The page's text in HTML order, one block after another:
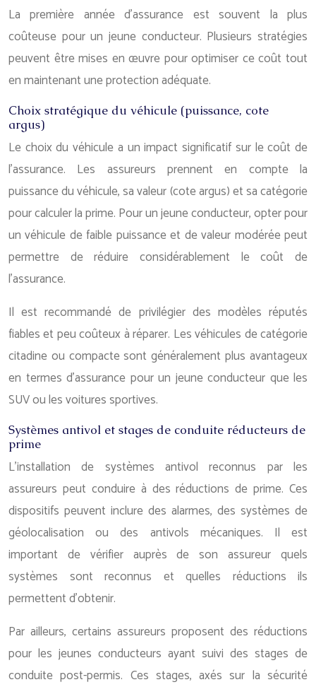
La première année d’assurance est souvent la plus
coûteuse pour un jeune conducteur. Plusieurs stratégies
peuvent être mises en œuvre pour optimiser ce coût tout
en maintenant une protection adéquate.
Choix stratégique du véhicule (puissance, cote
argus)
Le choix du véhicule a un impact significatif sur le coût de
l’assurance. Les assureurs prennent en compte la
puissance du véhicule, sa valeur (cote argus) et sa catégorie
pour calculer la prime. Pour un jeune conducteur, opter pour
un véhicule de faible puissance et de valeur modérée peut
permettre de réduire considérablement le coût de
l’assurance.
Il est recommandé de privilégier des modèles réputés
fiables et peu coûteux à réparer. Les véhicules de catégorie
citadine ou compacte sont généralement plus avantageux
en termes d’assurance pour un jeune conducteur que les
SUV ou les voitures sportives.
Systèmes antivol et stages de conduite réducteurs de
prime
L’installation de systèmes antivol reconnus par les
assureurs peut conduire à des réductions de prime. Ces
dispositifs peuvent inclure des alarmes, des systèmes de
géolocalisation ou des antivols mécaniques. Il est
important de vérifier auprès de son assureur quels
systèmes sont reconnus et quelles réductions ils
permettent d’obtenir.
Par ailleurs, certains assureurs proposent des réductions
pour les jeunes conducteurs ayant suivi des stages de
conduite post-permis. Ces stages, axés sur la sécurité